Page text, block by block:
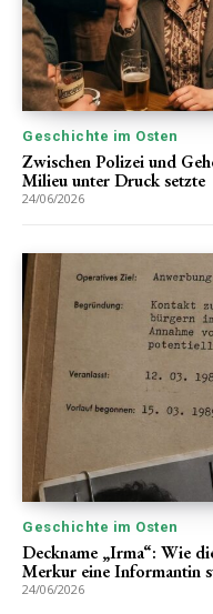
Geschichte im Osten
Zwischen Polizei und
Milieu unter Druck setzte
24/06/2026
Geschichte im Osten
Deckname „Irma“: Wie
Merkur eine Informantin
24/06/2026